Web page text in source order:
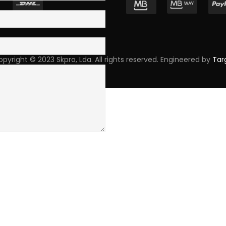
© 2023 Skpro, Lda. All rights reserved. Engineered by